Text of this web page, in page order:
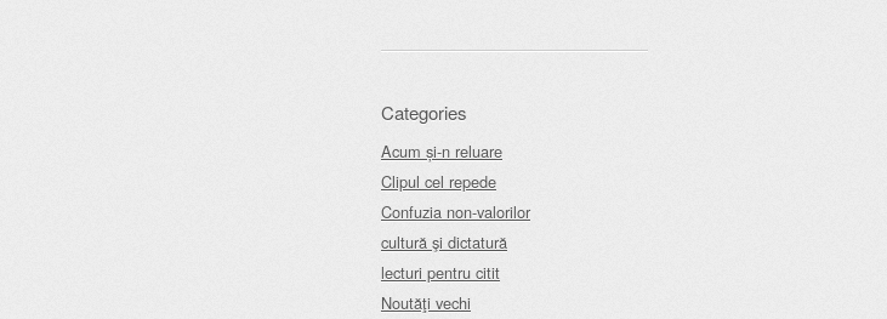
Categories
Acum și-n reluare
Clipul cel repede
Confuzia non-valorilor
cultură şi dictatură
lecturi pentru citit
Noutăţi vechi